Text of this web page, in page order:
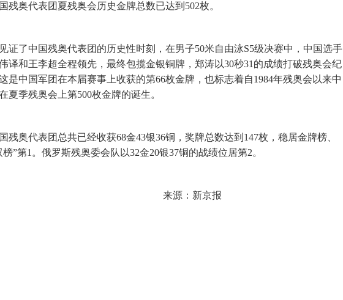
残奥代表团夏残奥会历史金牌总数已达到502枚。
证了中国残奥代表团的历史性时刻，在男子50米自由泳S5级决赛中，中国选手
译和王李超全程领先，最终包揽金银铜牌，郑涛以30秒31的成绩打破残奥会纪
是中国军团在本届赛事上收获的第66枚金牌，也标志着自1984年残奥会以来中
夏季残奥会上第500枚金牌的诞生。
残奥代表团总共已经收获68金43银36铜，奖牌总数达到147枚，稳居金牌榜、
”第1。俄罗斯残奥委会队以32金20银37铜的战绩位居第2。
源：新京报